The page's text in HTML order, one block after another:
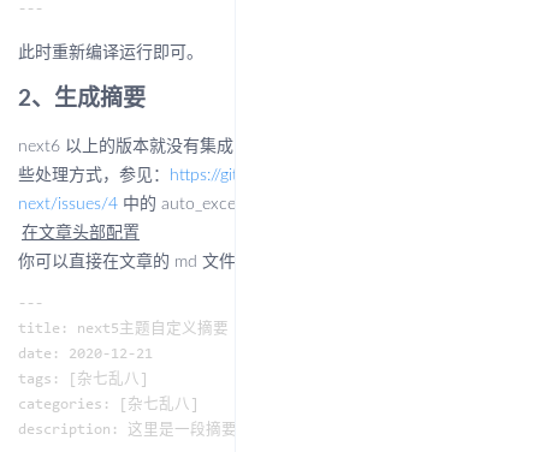
此时重新编译运行即可。
2、生成摘要
next6 以上的版本就没有集成自动摘要插件了，对此官方也给出了一
些处理方式，参见：
https://github.com/next-theme/hexo-theme-
next/issues/4 中的 auto_excerpt 部分内容
在文章头部配置
你可以直接在文章的 md 文件头部里面配置:
---
title: next5主题自定义摘要
date: 2020-12-21
tags: [杂七乱八]
categories: [杂七乱八]
description: 这里是一段摘要